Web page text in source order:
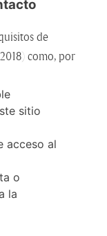
de
como, por
sitio
acceso al
o
la